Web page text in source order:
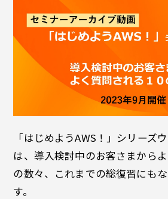
「はじめようAWS！」シリーズ
は、導入検討中のお客さまから
の数々、これまでの総復習にも
す。